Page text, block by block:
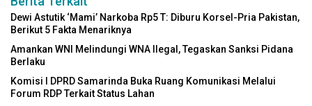
Dewi Astutik ‘Mami’ Narkoba Rp5 T: Diburu Korsel-Pria Pakistan,
Berikut 5 Fakta Menariknya
Amankan WNI Melindungi WNA Ilegal, Tegaskan Sanksi Pidana
Berlaku
Komisi I DPRD Samarinda Buka Ruang Komunikasi Melalui
Forum RDP Terkait Status Lahan